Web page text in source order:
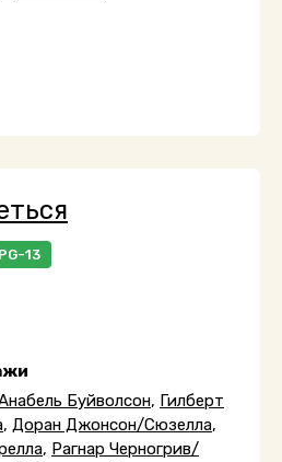
PG-13
Буйволсон, Гилберт
, Доран Джонсон/Сюзелла,
, Рагнар Черногрив/